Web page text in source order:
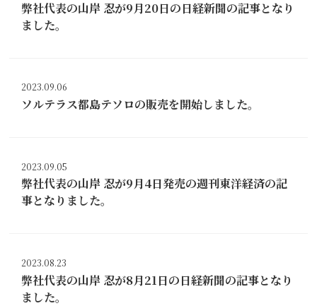
弊社代表の山岸 忍が9月20日の日経新聞の記事となり
ました。
2023.09.06
ソルテラス都島テソロの販売を開始しました。
2023.09.05
弊社代表の山岸 忍が9月4日発売の週刊東洋経済の記
事となりました。
2023.08.23
弊社代表の山岸 忍が8月21日の日経新聞の記事となり
ました。